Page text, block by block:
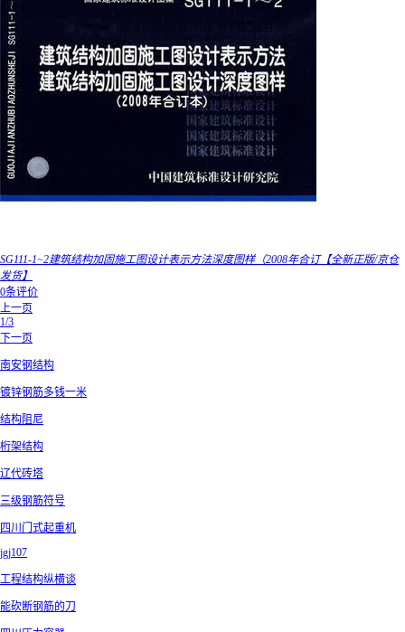
SG111-1~2建筑结构加固施工图设计表示方法深度图样（2008年合订【全新正版/京仓
发货】
0条评价
上一页
1/3
下一页
南安钢结构
镀锌钢筋多钱一米
结构阻尼
桁架结构
辽代砖塔
三级钢筋符号
四川门式起重机
jgj107
工程结构纵横谈
能砍断钢筋的刀